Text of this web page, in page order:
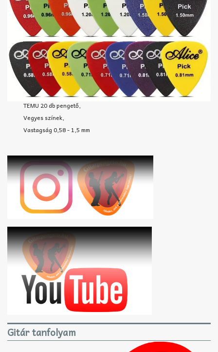
TEMU 20 db pengető,
Vegyes színek,
Vastagság 0,58 - 1,5 mm
Gitár tanfolyam